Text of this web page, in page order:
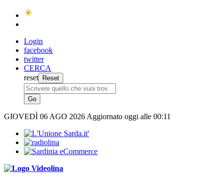
Login
facebook
twitter
CERCA
reset
GIOVEDÌ 06 AGO 2026 Aggiornato oggi alle 00:11